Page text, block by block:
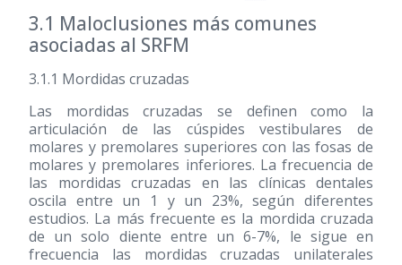
3.1 Maloclusiones más comunes
asociadas al SRFM
3.1.1 Mordidas cruzadas
Las mordidas cruzadas se definen como la
articulación de las cúspides vestibulares de
molares y premolares superiores con las fosas de
molares y premolares inferiores. La frecuencia de
las mordidas cruzadas en las clínicas dentales
oscila entre un 1 y un 23%, según diferentes
estudios. La más frecuente es la mordida cruzada
de un solo diente entre un 6-7%, le sigue en
frecuencia las mordidas cruzadas unilaterales